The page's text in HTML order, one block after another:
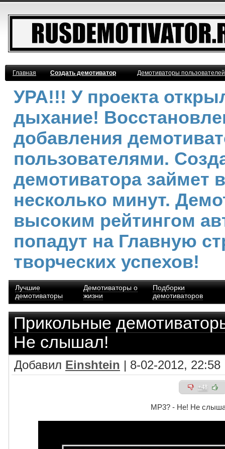
Главная Создать демотиватор Демотиваторы
УРА!!! У проекта
дыхание!
добавления
пользователями.
демотиватора займет
несколько минут.
высоким рейтингом
попадут на Главную
творческих успехов!
Лучшие
демотиваторы
Демотиваторы о
жизни
Подборки
демотиваторов
Прикольные
Не слышал!
Добавил Einshtein | 8-02-2012, 22:58
+48
MP3? - Не! Не